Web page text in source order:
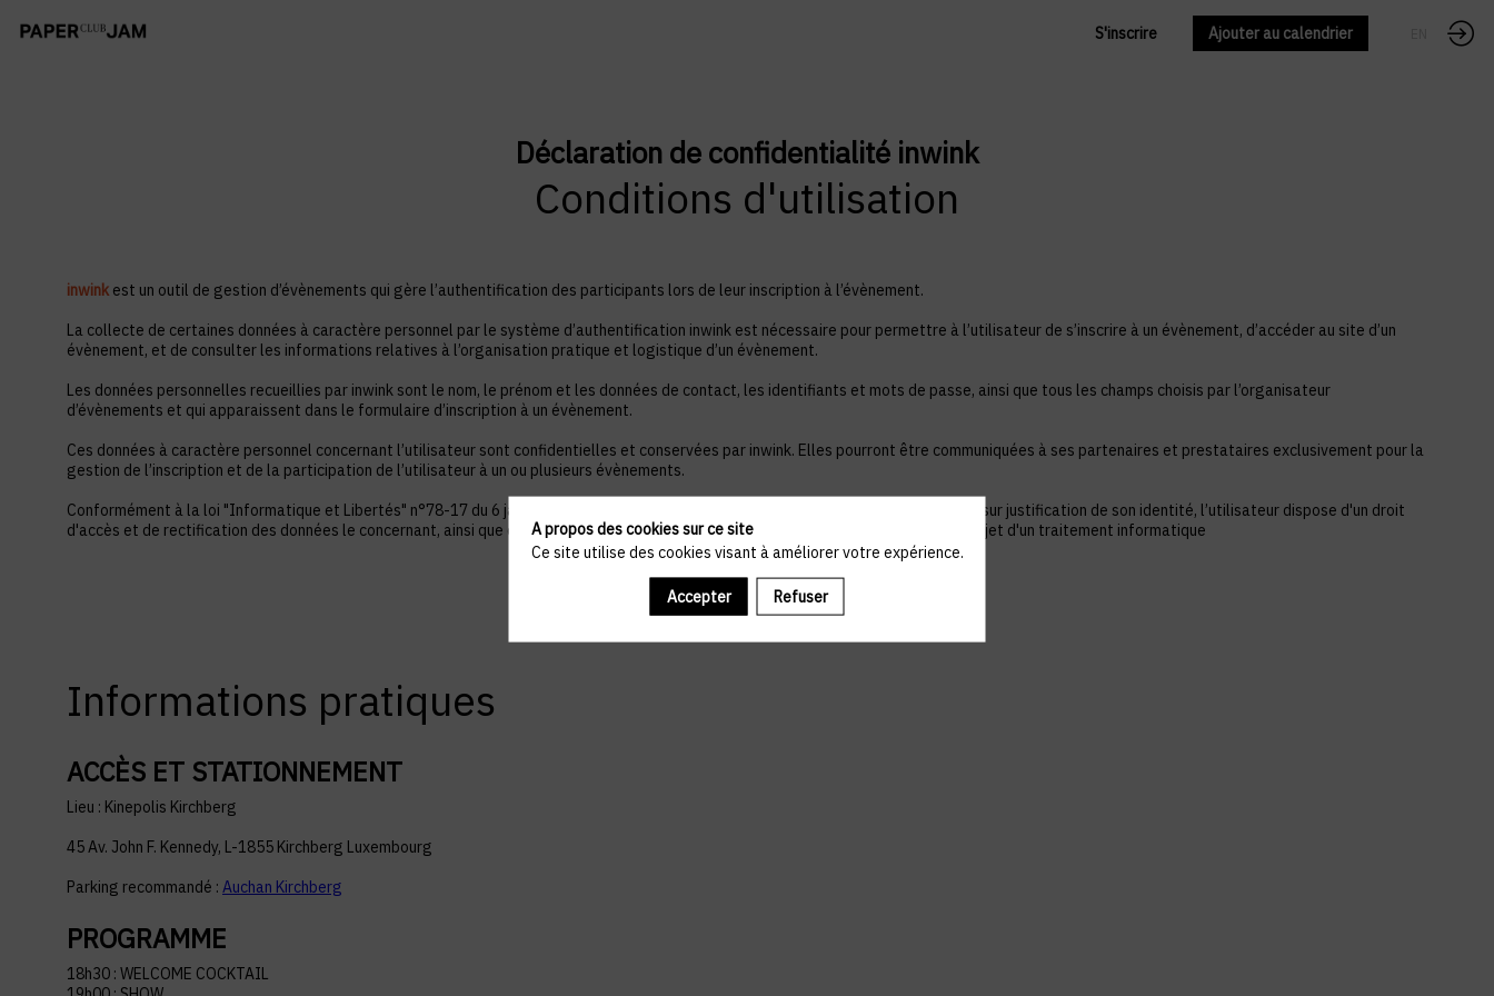
S'inscrire Ajouter au calendrier
Déclaration de confidentialité inwink
Conditions d'utilisation
inwink est un outil de gestion d’évènements qui gère l’authentification des participants lors de leur inscription à l’évènement.
La collecte de certaines données à caractère personnel par le système d’authentification inwink est nécessaire pour permettre à l’utilisateur de s’inscrire à un évènement, d’accéder au site d’un
évènement, et de consulter les informations relatives à l’organisation pratique et logistique d’un évènement.
Les données personnelles recueillies par inwink sont le nom, le prénom et les données de contact, les identifiants et mots de passe, ainsi que tous les champs choisis par l’organisateur
d’évènements et qui apparaissent dans le formulaire d’inscription à un évènement.
Ces données à caractère personnel concernant l’utilisateur sont confidentielles et conservées par inwink. Elles pourront être communiquées à ses partenaires et prestataires exclusivement pour la
gestion de l’inscription et de la participation de l’utilisateur à un ou plusieurs évènements.
Conformément à la loi "Informatique et Libertés" n°78-17 du 6 janvier 1978 telle que modifiée par la loi n°2004-801 du 6 août 2004, sur justification de son identité, l’utilisateur dispose d'un droit
d'accès et de rectification des données le concernant, ainsi que du droit de s’opposer à ce que les données le concernant fassent l'objet d'un traitement informatique
Informations pratiques
Lieu : Kinepolis Kirchberg
45 Av. John F. Kennedy, L-1855 Kirchberg Luxembourg
Parking recommandé : Auchan Kirchberg
PROGRAMME
18h30 : WELCOME COCKTAIL
A propos des cookies sur ce site
Ce site utilise des cookies visant à améliorer votre expérience.
Accepter Refuser